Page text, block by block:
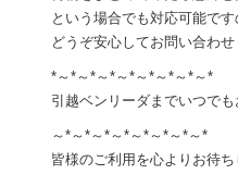
という場合でも対応可能です
どうぞ安心してお問い合わせ
*～*～*～*～*～*～*～*～*
引越ベンリーダまでいつで
～*～*～*～*～*～*～*～*
皆様のご利用を心よりお待ち